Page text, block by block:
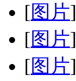
[图片]
[图片]
[图片]